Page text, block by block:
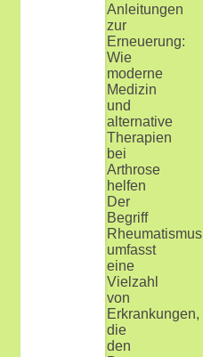
Anleitungen
zur
Erneuerung:
Wie
moderne
Medizin
und
alternative
Therapien
bei
Arthrose
helfen
Der
Begriff
Rheumatismus
umfasst
eine
Vielzahl
von
Erkrankungen,
die
den